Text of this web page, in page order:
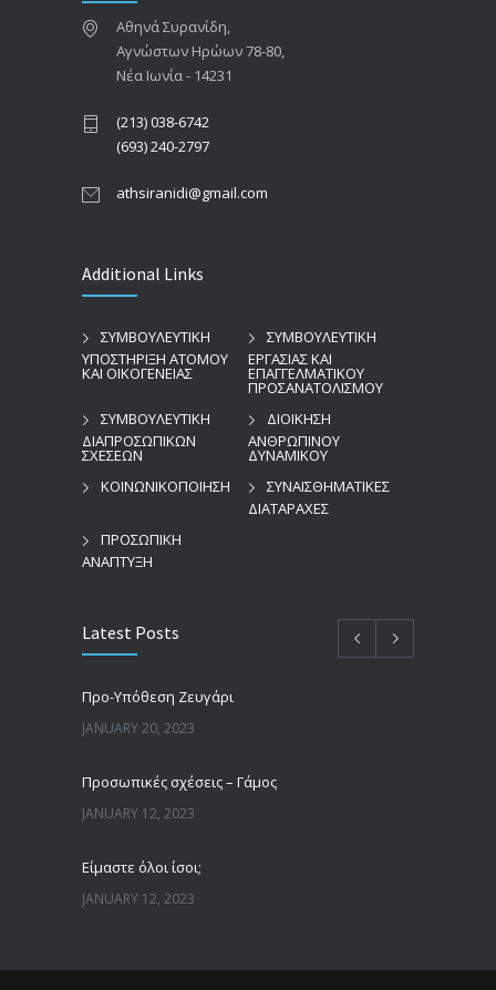
Αθηνά Συρανίδη,
Αγνώστων Ηρώων 78-80,
Νέα Ιωνία - 14231
(213) 038-6742
(693) 240-2797
athsiranidi@gmail.com
Additional Links
ΣΥΜΒΟΥΛΕΥΤΙΚΗ
ΥΠΟΣΤΗΡΙΞΗ ΑΤΟΜΟΥ
ΚΑΙ ΟΙΚΟΓΕΝΕΙΑΣ
ΣΥΜΒΟΥΛΕΥΤΙΚΗ
ΕΡΓΑΣΙΑΣ ΚΑΙ
ΕΠΑΓΓΕΛΜΑΤΙΚΟΥ
ΠΡΟΣΑΝΑΤΟΛΙΣΜΟΥ
ΣΥΜΒΟΥΛΕΥΤΙΚΗ
ΔΙΑΠΡΟΣΩΠΙΚΩΝ
ΣΧΕΣΕΩΝ
ΔΙΟΙΚΗΣΗ
ΑΝΘΡΩΠΙΝΟΥ
ΔΥΝΑΜΙΚΟΥ
ΚΟΙΝΩΝΙΚΟΠΟΙΗΣΗ
ΣΥΝΑΙΣΘΗΜΑΤΙΚΕΣ
ΔΙΑΤΑΡΑΧΕΣ
ΠΡΟΣΩΠΙΚΗ
ΑΝΑΠΤΥΞΗ
Latest Posts
Προ-Υπόθεση Ζευγάρι
JANUARY 20, 2023
Προσωπικές σχέσεις – Γάμος
JANUARY 12, 2023
Είμαστε όλοι ίσοι;
JANUARY 12, 2023